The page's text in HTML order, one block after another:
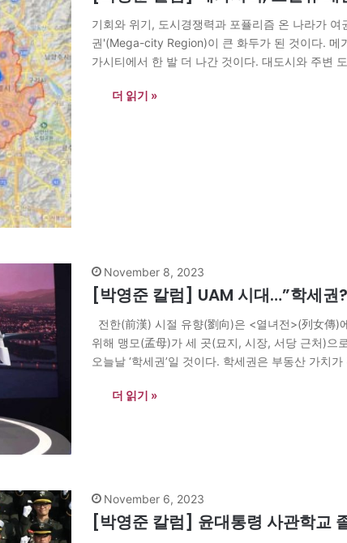
기회와 위기, 도시경쟁력과 포퓰리즘 온 나라가
권'(Mega-city Region)이 큰 화두가 된 것이다. 메
가시티에서 한 발 더 나간 것이다. 대도시와 주변
더 읽기 »
November 8, 2023
[박영준 칼럼] UAM 시대…”학세권
전한(前漢) 시절 유향(劉向)은 <열녀전>(列女傳)
위해 맹모(孟母)가 세 곳(묘지, 시장, 서당 근처)으
오늘날 ‘학세권’일 것이다. 학세권은 부동산 가치
항공교통)이 착륙하는 버티포트(Vertiport) 근처를
더 읽기 »
November 6, 2023
[박영준 칼럼] 윤대통령 사관학교